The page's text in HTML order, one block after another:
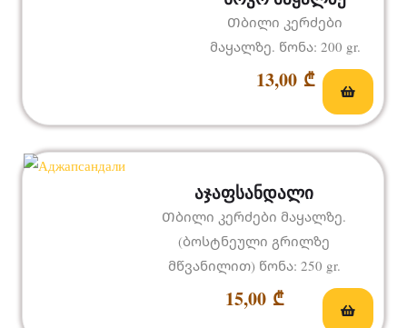
13,00 ₾
Თბილი კერძები
მაყალზე. წონა: 200 gr.
აჯაფსანდალი
15,00 ₾
Თბილი კერძები მაყალზე.
(ბოსტნეული გრილზე
მწვანილით) წონა: 250 gr.